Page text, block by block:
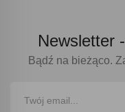
Newsletter -
Bądź na bieżąco.